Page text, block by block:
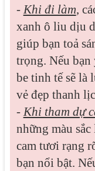
- Khi đi làm,
xanh ô liu dịu
giúp bạn toả
trọng. Nếu bạn
be tinh tế sẽ là
vẻ đẹp thanh
- Khi tham dự
những màu
cam tươi rạng
bạn nổi bật.